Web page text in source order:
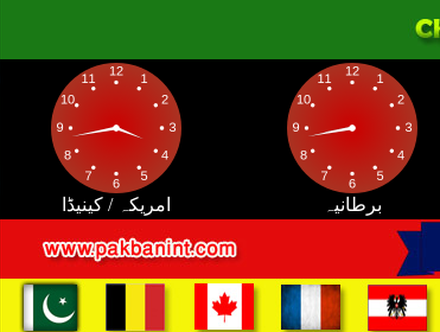
امریکہ / کینیڈا برطانیہ